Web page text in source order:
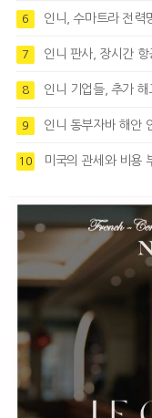
6 인니, 수마트라 전력
7 인니 판사, 장시간 항
8 인니 기업들, 추가
9 인니 동부자바 해안
10 미국의 관세와 비용